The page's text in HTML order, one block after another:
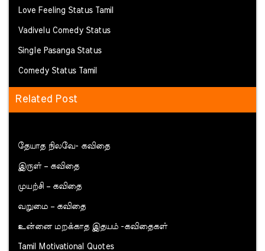
Love Feeling Status Tamil
Vadivelu Comedy Status
Single Pasanga Status
Comedy Status Tamil
Related Post
தேயாத நிலவே- கவிதை
இருள் – கவிதை
முயற்சி – கவிதை
வறுமை – கவிதை
உன்னை மறக்காத இதயம் -கவிதைகள்
Tamil Motivational Quotes